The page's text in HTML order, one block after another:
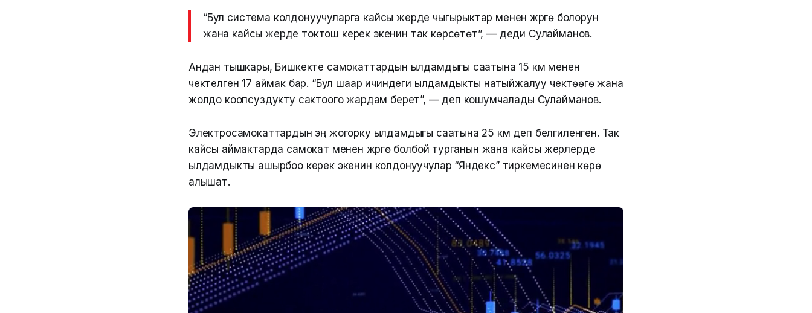
“Бул система колдонуучуларга кайсы жерде чыгырыктар менен жүрүүгө болорун
жана кайсы жерде токтош керек экенин так көрсөтөт”, — деди Сулайманов.
Андан тышкары, Бишкекте самокаттардын ылдамдыгы саатына 15 км менен
чектелген 17 аймак бар. “Бул шаар ичиндеги ылдамдыкты натыйжалуу чектөөгө жана
жолдо коопсуздукту сактоого жардам берет”, — деп кошумчалады Сулайманов.
Электросамокаттардын эң жогорку ылдамдыгы саатына 25 км деп белгиленген. Так
кайсы аймактарда самокат менен жүрүүгө болбой турганын жана кайсы жерлерде
ылдамдыкты ашырбоо керек экенин колдонуучулар “Яндекс” тиркемесинен көрө
алышат.